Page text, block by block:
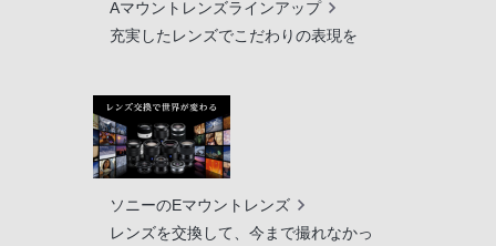
Aマウントレンズラインアップ
充実したレンズでこだわりの表現を
ソニーのEマウントレンズ
レンズを交換して、今まで撮れなかっ